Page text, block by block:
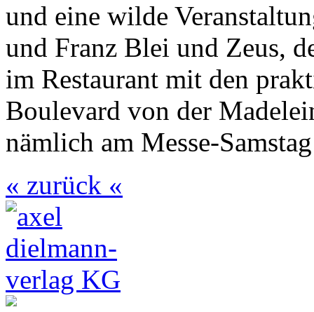
und eine wilde
und Franz Blei und Zeus,
im Restaurant mit den
Boulevard von der
nämlich am Messe-
« zurück «